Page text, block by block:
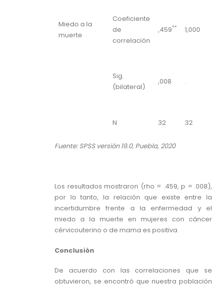
Miedo a la
muerte
Coeficiente
de
correlación
,459** 1,000
Sig.
(bilateral)
,008 .
N 32 32
Fuente: SPSS versión 19.0, Puebla, 2020
Los resultados mostraron (rho = .459, p = .008),
por lo tanto, la relación que existe entre la
incertidumbre frente a la enfermedad y el
miedo a la muerte en mujeres con cáncer
cérvicouterino o de mama es positiva.
Conclusión
De acuerdo con las correlaciones que se
obtuvieron, se encontró que nuestra población